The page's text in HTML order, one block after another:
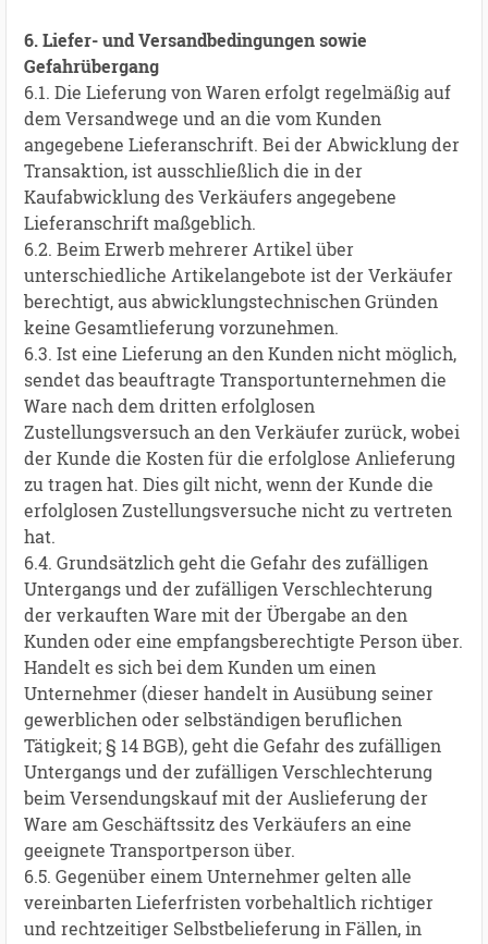
6. Liefer- und Versandbedingungen sowie
Gefahrübergang
6.1. Die Lieferung von Waren erfolgt regelmäßig auf
dem Versandwege und an die vom Kunden
angegebene Lieferanschrift. Bei der Abwicklung der
Transaktion, ist ausschließlich die in der
Kaufabwicklung des Verkäufers angegebene
Lieferanschrift maßgeblich.
6.2. Beim Erwerb mehrerer Artikel über
unterschiedliche Artikelangebote ist der Verkäufer
berechtigt, aus abwicklungstechnischen Gründen
keine Gesamtlieferung vorzunehmen.
6.3. Ist eine Lieferung an den Kunden nicht möglich,
sendet das beauftragte Transportunternehmen die
Ware nach dem dritten erfolglosen
Zustellungsversuch an den Verkäufer zurück, wobei
der Kunde die Kosten für die erfolglose Anlieferung
zu tragen hat. Dies gilt nicht, wenn der Kunde die
erfolglosen Zustellungsversuche nicht zu vertreten
hat.
6.4. Grundsätzlich geht die Gefahr des zufälligen
Untergangs und der zufälligen Verschlechterung
der verkauften Ware mit der Übergabe an den
Kunden oder eine empfangsberechtigte Person über.
Handelt es sich bei dem Kunden um einen
Unternehmer (dieser handelt in Ausübung seiner
gewerblichen oder selbständigen beruflichen
Tätigkeit; § 14 BGB), geht die Gefahr des zufälligen
Untergangs und der zufälligen Verschlechterung
beim Versendungskauf mit der Auslieferung der
Ware am Geschäftssitz des Verkäufers an eine
geeignete Transportperson über.
6.5. Gegenüber einem Unternehmer gelten alle
vereinbarten Lieferfristen vorbehaltlich richtiger
und rechtzeitiger Selbstbelieferung in Fällen, in